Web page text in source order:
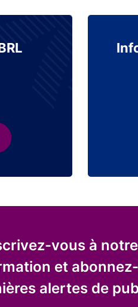
vous à
et
alertes de